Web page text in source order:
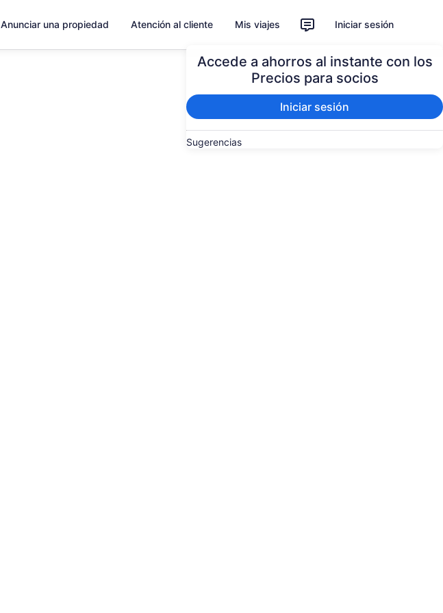
Anunciar una propiedad Atención al cliente Mis viajes Iniciar sesión
Accede a ahorros al instante con los
Precios para socios
Iniciar sesión
Sugerencias